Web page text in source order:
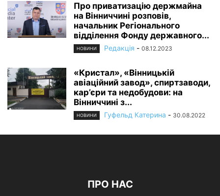
Про приватизацію держмайна
на Вінниччині розповів,
начальник Регіонального
відділення Фонду державного...
НОВИНИ Редакція - 08.12.2023
«Кристал», «Вінницькій
авіаційний завод», спиртзаводи,
кар’єри та недобудови: на
Вінниччині з...
НОВИНИ Гуфельд Катерина - 30.08.2022
ПРО НАС